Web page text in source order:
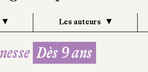
Les auteurs
Dès 9 ans